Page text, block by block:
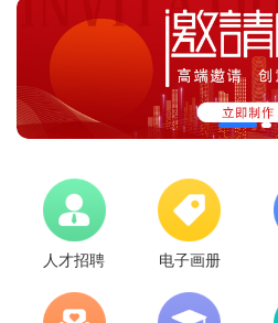
人才招聘 电子画册